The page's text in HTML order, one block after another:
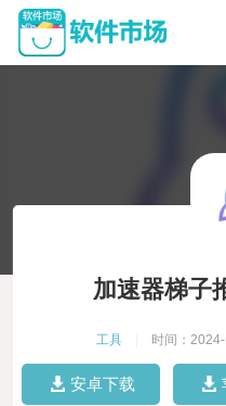
加速器梯子
工具 时间：
安卓下载